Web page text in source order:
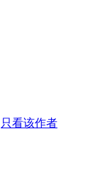
只看该作者